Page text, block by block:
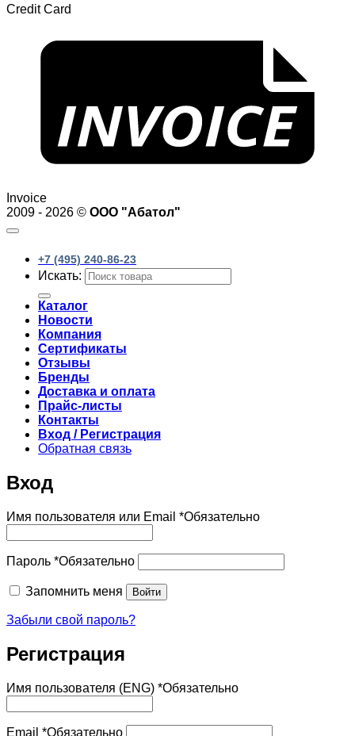
Credit Card
Invoice
2009 - 2026 © ООО "Абатол"
+7 (495) 240-86-23
Искать:
Каталог
Новости
Компания
Сертификаты
Отзывы
Бренды
Доставка и оплата
Прайс-листы
Контакты
Вход / Регистрация
Обратная связь
Вход
Имя пользователя или Email *Обязательно
Пароль *Обязательно
Запомнить меня Войти
Забыли свой пароль?
Регистрация
Имя пользователя (ENG) *Обязательно
Email *Обязательно